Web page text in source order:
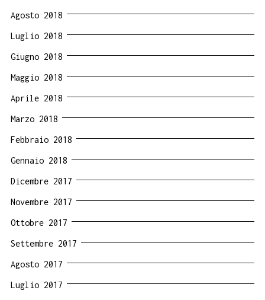
Agosto 2018
Luglio 2018
Giugno 2018
Maggio 2018
Aprile 2018
Marzo 2018
Febbraio 2018
Gennaio 2018
Dicembre 2017
Novembre 2017
Ottobre 2017
Settembre 2017
Agosto 2017
Luglio 2017